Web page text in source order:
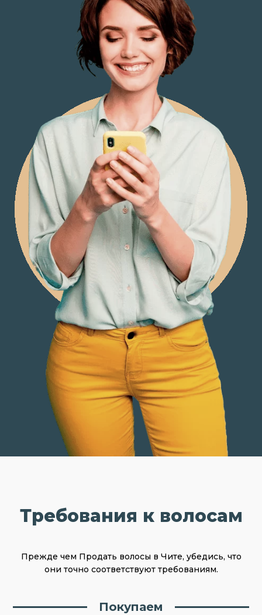
Требования к волосам
Прежде чем Продать волосы в Чите, убедись, что
они точно соответствуют требованиям.
Покупаем